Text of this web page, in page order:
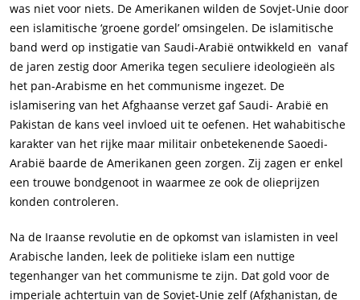
was niet voor niets. De Amerikanen wilden de Sovjet-Unie door
een islamitische ‘groene gordel’ omsingelen. De islamitische
band werd op instigatie van Saudi-Arabië ontwikkeld en vanaf
de jaren zestig door Amerika tegen seculiere ideologieën als
het pan-Arabisme en het communisme ingezet. De
islamisering van het Afghaanse verzet gaf Saudi- Arabië en
Pakistan de kans veel invloed uit te oefenen. Het wahabitische
karakter van het rijke maar militair onbetekenende Saoedi-
Arabië baarde de Amerikanen geen zorgen. Zij zagen er enkel
een trouwe bondgenoot in waarmee ze ook de olieprijzen
konden controleren.
Na de Iraanse revolutie en de opkomst van islamisten in veel
Arabische landen, leek de politieke islam een nuttige
tegenhanger van het communisme te zijn. Dat gold voor de
imperiale achtertuin van de Sovjet-Unie zelf (Afghanistan, de